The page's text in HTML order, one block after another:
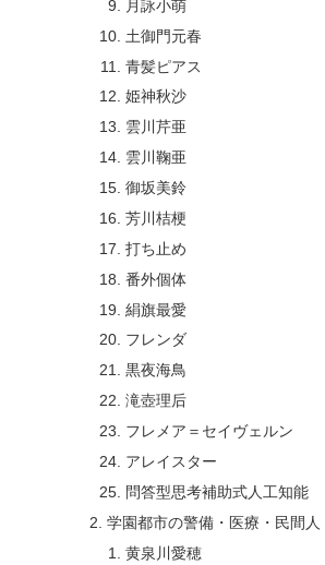
月詠小萌
土御門元春
青髪ピアス
姫神秋沙
雲川芹亜
雲川鞠亜
御坂美鈴
芳川桔梗
打ち止め
番外個体
絹旗最愛
フレンダ
黒夜海鳥
滝壺理后
フレメア＝セイヴェルン
アレイスター
問答型思考補助式人工知能
学園都市の警備・医療・民間人
黄泉川愛穂